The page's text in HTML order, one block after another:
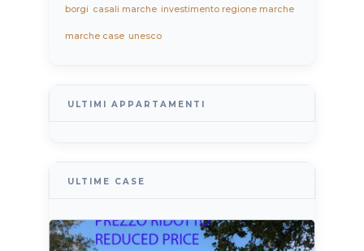
borgi casali marche investimento regione marche
marche case unesco
ULTIMI APPARTAMENTI
ULTIME CASE